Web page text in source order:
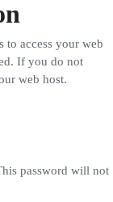
to access your web
If you do not
web host.
password will not